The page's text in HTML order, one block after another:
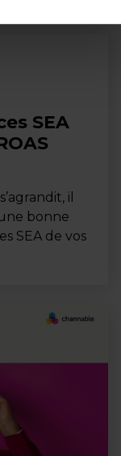
SEA
il
bonne
SEA de vos